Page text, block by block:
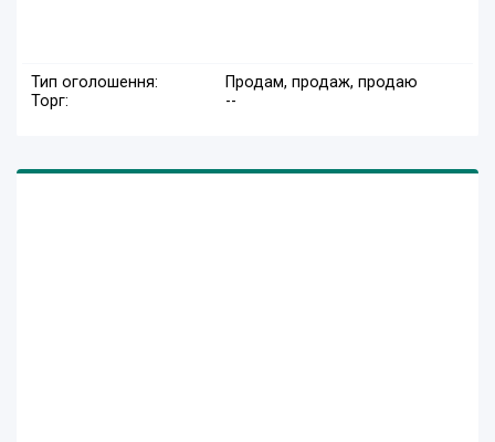
Тип оголошення:
Продам, продаж, продаю
Торг:
--